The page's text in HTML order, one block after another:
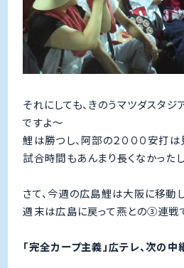
それにしても、きのうマツダスタ
ですよ～
鯉は勝つし、阿部の２０００安打は
試合時間もあんまり長くなかった
さて、今週の広島鯉は大阪に移動
週末は広島に戻って燕との③連戦
「完全カープ主義」広テレ、次の中